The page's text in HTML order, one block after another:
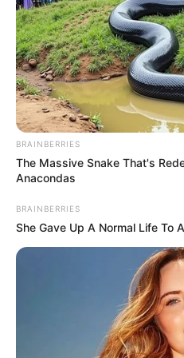
ΑΠΟΨΕΙΣ ΥΠΕΡΒΑΤΙΚΟ
Οι Μύθοι κι ο
Οι Μύθοι κι ο Εσωτερικός
από τις ενέργειες του
Κάμπελ είναι ο ακαδημαϊκός
BRAINBERRIES
The Massive Snake That's
Anacondas
BRAINBERRIES
She Gave Up A Normal Life To